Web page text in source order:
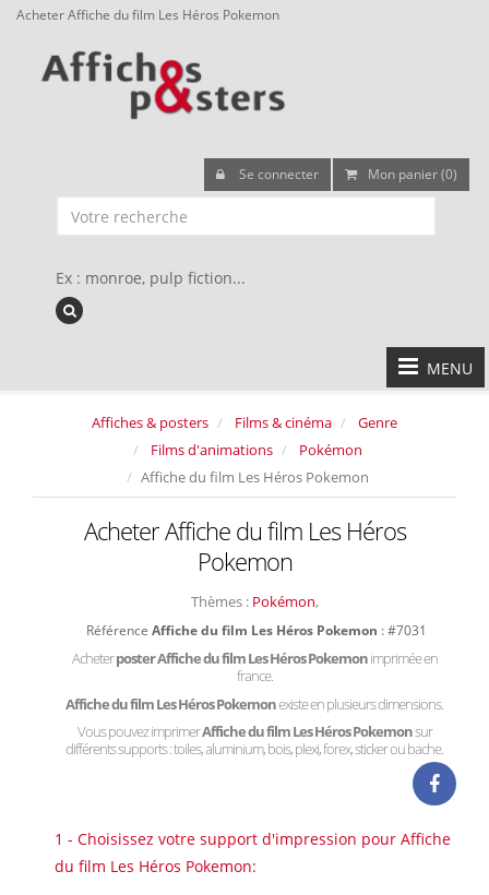
Acheter Affiche du film Les Héros Pokemon
Se connecter Mon panier (0)
Ex : monroe, pulp fiction...
MENU
Affiches & posters Films & cinéma
Genre
Films d'animations
Pokémon
Affiche du film Les Héros Pokemon
Acheter Affiche du film Les Héros
Pokemon
Thèmes : Pokémon,
Référence Affiche du film Les Héros Pokemon : #7031
Acheterposter Affiche du film Les Héros Pokemonimprimée en
france.
Affiche du film Les Héros Pokemonexiste en plusieurs dimensions.
Vous pouvez imprimerAffiche du film Les Héros Pokemonsur
différents supports : toiles, aluminium, bois, plexi, forex, sticker ou bache.
1 - Choisissez votre support d'impression pour Affiche
du film Les Héros Pokemon: